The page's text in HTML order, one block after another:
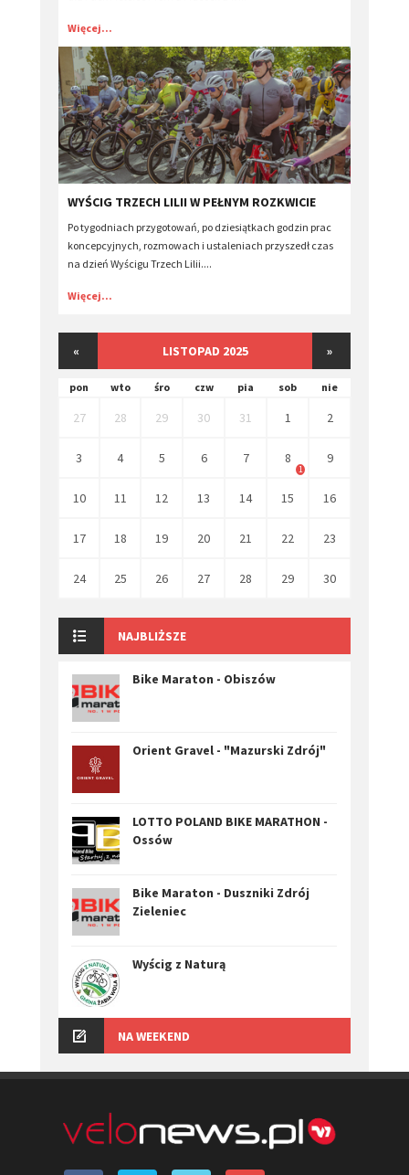
Więcej...
​WYŚCIG TRZECH LILII W PEŁNYM ROZKWICIE
Po tygodniach przygotowań, po dziesiątkach godzin prac
koncepcyjnych, rozmowach i ustaleniach przyszedł czas
na dzień Wyścigu Trzech Lilii....
Więcej...
« LISTOPAD 2025 »
pon wto śro czw pia sob nie
27 28 29 30 31 1 2
3 4 5 6 7 8
1
9
10 11 12 13 14 15 16
17 18 19 20 21 22 23
24 25 26 27 28 29 30
NAJBLIŻSZE
Bike Maraton - Obiszów
Orient Gravel - "Mazurski Zdrój"
LOTTO POLAND BIKE MARATHON -
Ossów
Bike Maraton - Duszniki Zdrój
Zieleniec
Wyścig z Naturą
NA WEEKEND